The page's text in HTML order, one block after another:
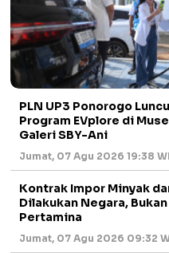
PLN UP3 Ponorogo
Program EVplore di
Galeri SBY-Ani
Jumat, 07 Agu 2026 19:38
Kontrak Impor Minyak
Dilakukan Negara,
Pertamina
Jumat, 07 Agu 2026 09:32